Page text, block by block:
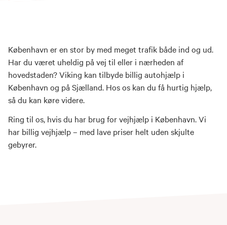
København er en stor by med meget trafik både ind og ud.
Har du været uheldig på vej til eller i nærheden af
hovedstaden? Viking kan tilbyde billig autohjælp i
København og på Sjælland. Hos os kan du få hurtig hjælp,
så du kan køre videre.
Ring til os, hvis du har brug for vejhjælp i København. Vi
har billig vejhjælp – med lave priser helt uden skjulte
gebyrer.